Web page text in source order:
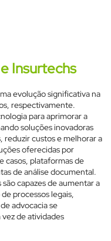
Insurtechs
evolução significativa na
respectivamente.
para aprimorar a
soluções inovadoras
reduzir custos e melhorar a
oferecidas por
casos, plataformas de
de análise documental.
capazes de aumentar a
processos legais,
advocacia se
de atividades